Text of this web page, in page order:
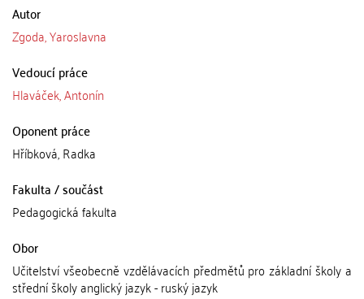
Autor
Zgoda, Yaroslavna
Vedoucí práce
Hlaváček, Antonín
Oponent práce
Hříbková, Radka
Fakulta / součást
Pedagogická fakulta
Obor
Učitelství všeobecně vzdělávacích předmětů pro základní školy a
střední školy anglický jazyk - ruský jazyk